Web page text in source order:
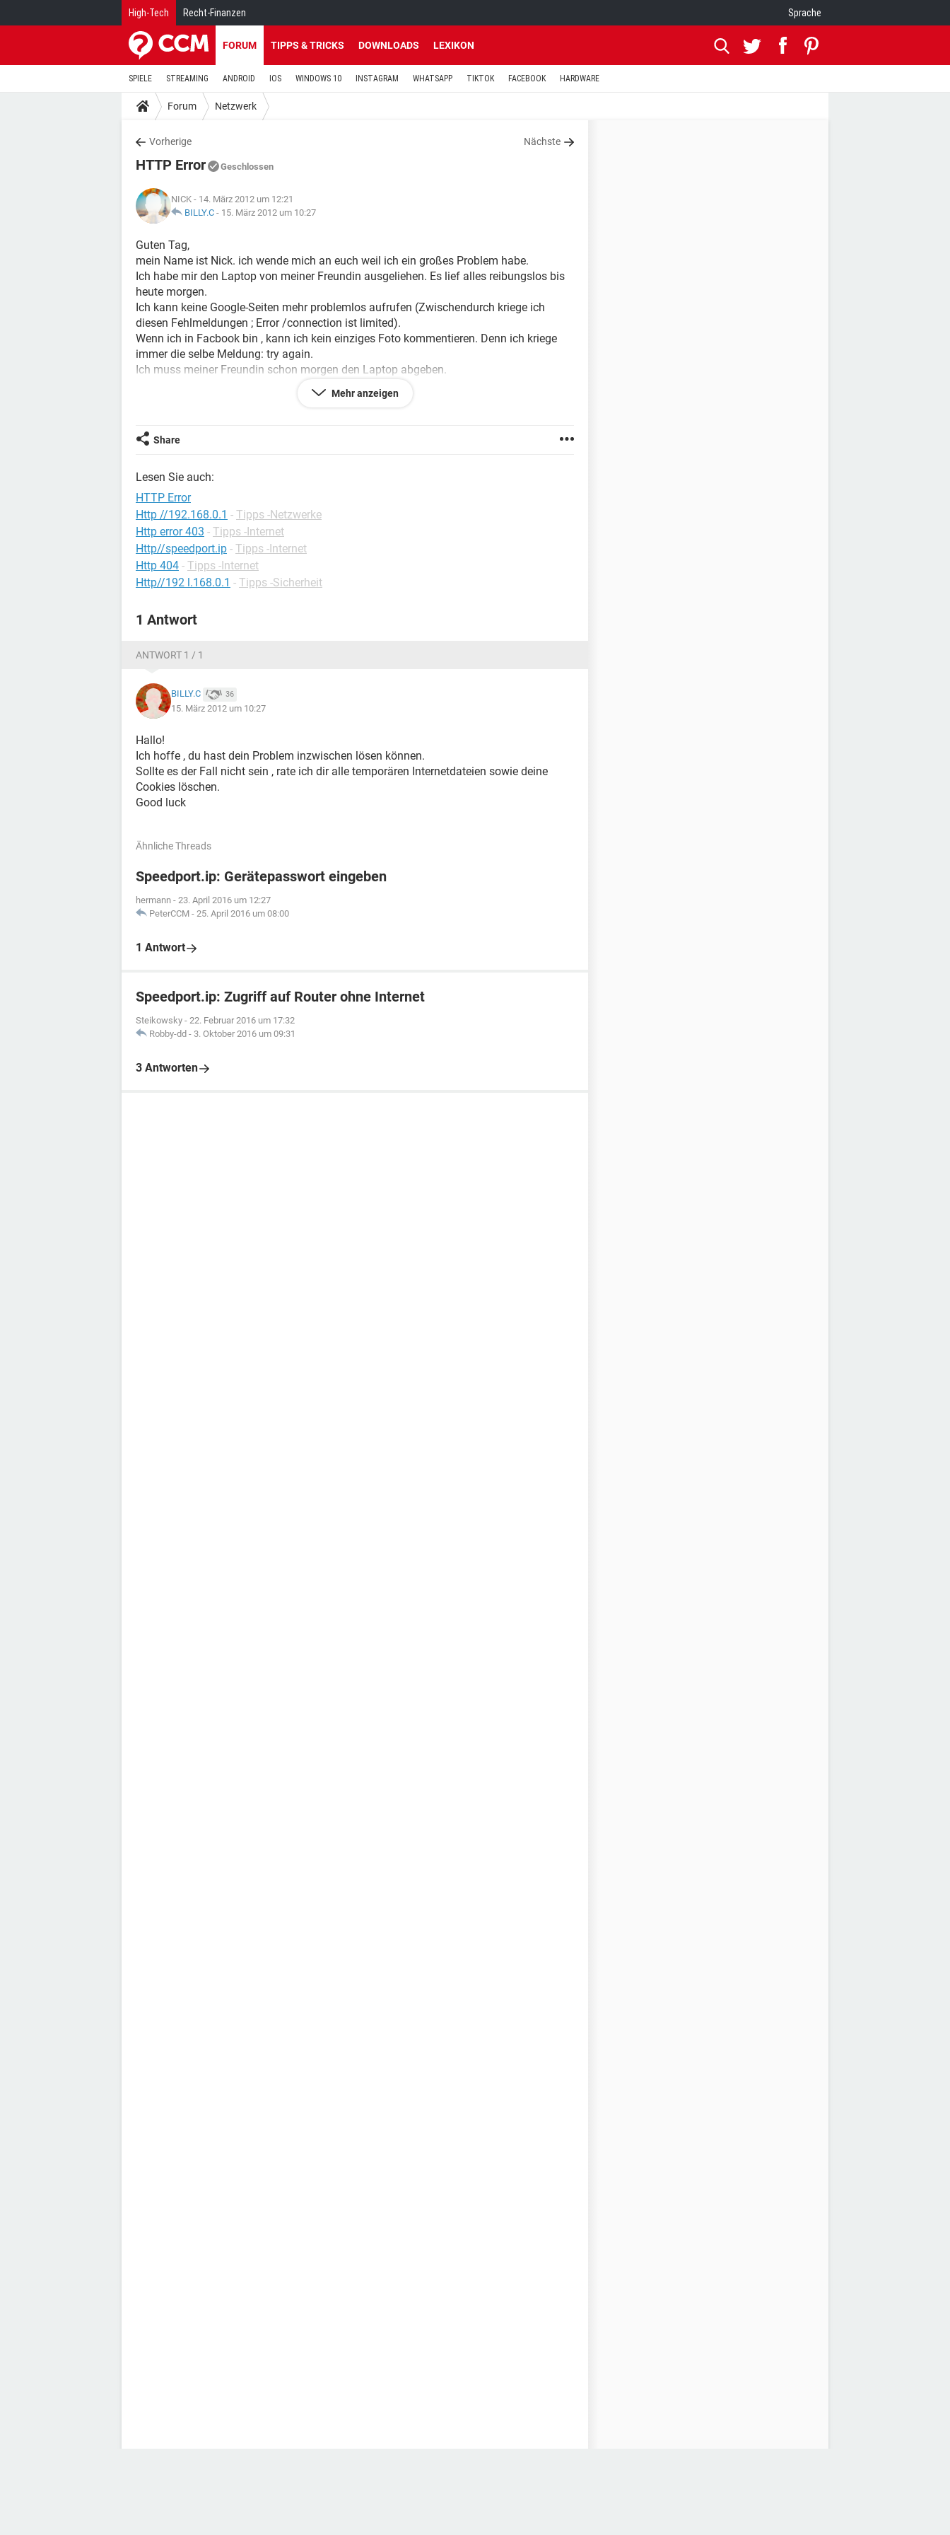
High-Tech Recht-Finanzen Sprache
FORUM TIPPS & TRICKS DOWNLOADS LEXIKON
SPIELE STREAMING ANDROID IOS WINDOWS 10 INSTAGRAM WHATSAPP TIKTOK FACEBOOK HARDWARE
Forum Netzwerk
Vorherige Nächste
HTTP Error Geschlossen
NICK - 14. März 2012 um 12:21
BILLY.C - 15. März 2012 um 10:27
Guten Tag,
mein Name ist Nick. ich wende mich an euch weil ich ein großes Problem habe.
Ich habe mir den Laptop von meiner Freundin ausgeliehen. Es lief alles reibungslos bis
heute morgen.
Ich kann keine Google-Seiten mehr problemlos aufrufen (Zwischendurch kriege ich
diesen Fehlmeldungen ; Error /connection ist limited).
Wenn ich in Facbook bin , kann ich kein einziges Foto kommentieren. Denn ich kriege
immer die selbe Meldung: try again.
Ich muss meiner Freundin schon morgen den Laptop abgeben.
Mehr anzeigen
Share
Lesen Sie auch:
HTTP Error
Http //192.168.0.1 - Tipps -Netzwerke
Http error 403 - Tipps -Internet
Http//speedport.ip - Tipps -Internet
Http 404 - Tipps -Internet
Http//192 l.168.0.1 - Tipps -Sicherheit
1 Antwort
ANTWORT 1 / 1
BILLY.C 36
15. März 2012 um 10:27
Hallo!
Ich hoffe , du hast dein Problem inzwischen lösen können.
Sollte es der Fall nicht sein , rate ich dir alle temporären Internetdateien sowie deine
Cookies löschen.
Good luck
Ähnliche Threads
Speedport.ip: Gerätepasswort eingeben
hermann - 23. April 2016 um 12:27
PeterCCM - 25. April 2016 um 08:00
1 Antwort
Speedport.ip: Zugriff auf Router ohne Internet
Steikowsky - 22. Februar 2016 um 17:32
Robby-dd - 3. Oktober 2016 um 09:31
3 Antworten